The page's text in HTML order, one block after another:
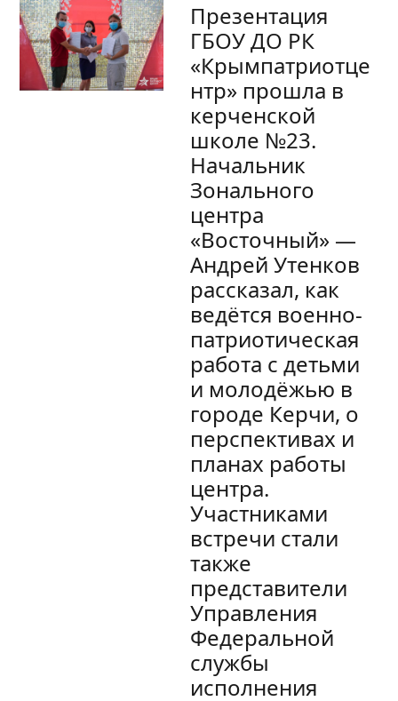
Презентация
ГБОУ ДО РК
«Крымпатриотце
нтр» прошла в
керченской
школе №23.
Начальник
Зонального
центра
«Восточный» —
Андрей Утенков
рассказал, как
ведётся военно-
патриотическая
работа с детьми
и молодёжью в
городе Керчи, о
перспективах и
планах работы
центра.
Участниками
встречи стали
также
представители
Управления
Федеральной
службы
исполнения